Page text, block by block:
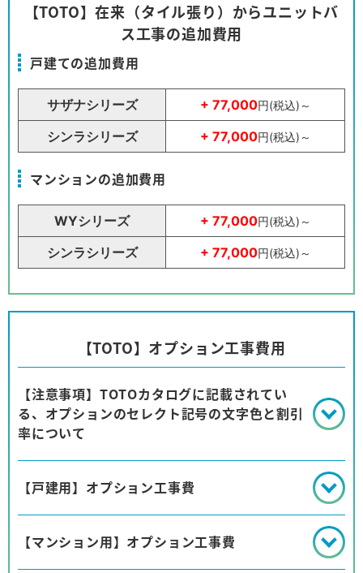
【TOTO】在来（タイル張り）からユニットバ
ス工事の追加費用
戸建ての追加費用
サザナシリーズ + 77,000円(税込)～
シンラシリーズ + 77,000円(税込)～
マンションの追加費用
WYシリーズ + 77,000円(税込)～
シンラシリーズ + 77,000円(税込)～
【TOTO】オプション工事費用
【注意事項】TOTOカタログに記載されてい
る、オプションのセレクト記号の文字色と割引
率について
【戸建用】オプション工事費
【マンション用】オプション工事費